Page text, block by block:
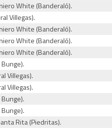
White (Banderaló).
Villegas).
White (Banderaló).
White (Banderaló).
White (Banderaló).
Villegas).
Villegas).
Rita (Piedritas).